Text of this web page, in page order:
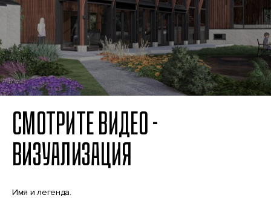
СМОТРИТЕ ВИДЕО -
ВИЗУАЛИЗАЦИЯ
Имя и легенда.